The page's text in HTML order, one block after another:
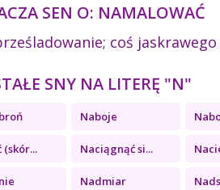
SEN O: NAMALOWAĆ
coś
SNY NA LITERĘ "N"
Naboje
(skór... Naciągnąć si...
Nadmiar